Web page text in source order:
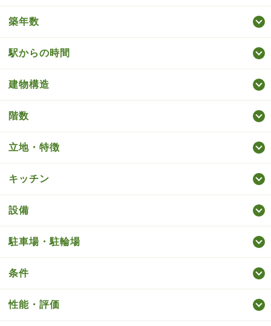
築年数
駅からの時間
建物構造
階数
立地・特徴
キッチン
設備
駐車場・駐輪場
条件
性能・評価